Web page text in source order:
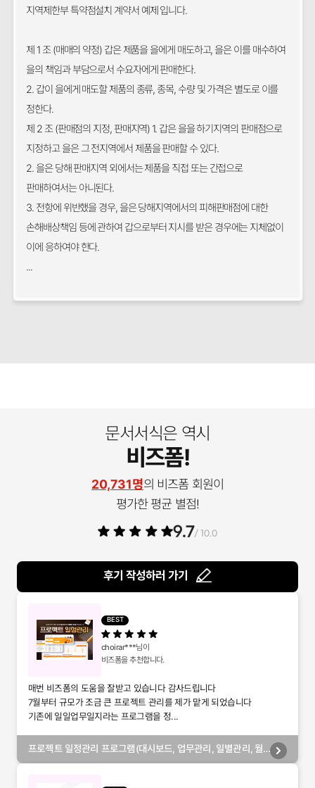
지역제한부 특약점설치 계약서 예제 입니다.
제 1 조 (매매의 약정) 갑은 제품을 을에게 매도하고, 을은 이를 매수하여
을의 책임과 부담으로서 수요자에게 판매한다.
2. 갑이 을에게 매도할 제품의 종류, 종목, 수량 및 가격은 별도로 이를
정한다.
제 2 조 (판매점의 지정, 판매지역) 1. 갑은 을을 하기지역의 판매점으로
지정하고 을은 그 전지역에서 제품을 판매할 수 있다.
2. 을은 당해 판매지역 외에서는 제품을 직접 또는 간접으로
판매하여서는 아니된다.
3. 전항에 위반했을 경우, 을은 당해지역에서의 피해판매점에 대한
손해배상책임 등에 관하여 갑으로부터 지시를 받은 경우에는 지체없이
이에 응하여야 한다.
...
문서서식은 역시
비즈폼!
20,731명의 비즈폼 회원이
평가한 평균 별점!
9.7/ 10.0
후기 작성하러 가기
BEST
choirar***님이
비즈폼을 추천합니다.
매번 비즈폼의 도움을 잘받고 있습니다 감사드립니다
7월부터 규모가 조금 큰 프로젝트 관리를 제가 맡게 되었습니다
기존에 일일업무일지라는 프로그램을 정...
프로젝트 일정관리 프로그램(대시보드, 업무관리, 일별관리, 월